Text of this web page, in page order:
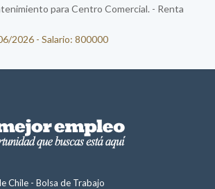
para Centro Comercial. - Renta
2026 - Salario: 800000
Chile - Bolsa de Trabajo